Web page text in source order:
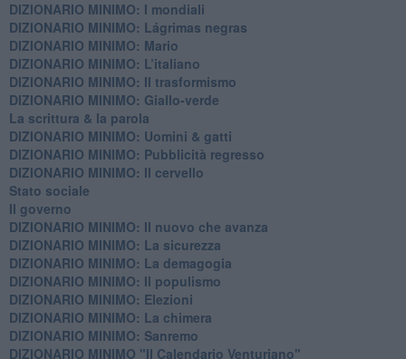
DIZIONARIO MINIMO: ​I mondiali
DIZIONARIO MINIMO: ​Lágrimas negras
DIZIONARIO MINIMO: Mario
DIZIONARIO MINIMO: L’italiano
DIZIONARIO MINIMO: Il trasformismo
DIZIONARIO MINIMO: Giallo-verde
La scrittura & la parola
​DIZIONARIO MINIMO: Uomini & gatti
DIZIONARIO MINIMO: ​Pubblicità regresso
DIZIONARIO MINIMO: Il cervello
Stato sociale
Il governo
DIZIONARIO MINIMO: Il nuovo che avanza
DIZIONARIO MINIMO: La sicurezza
DIZIONARIO MINIMO: La demagogia
DIZIONARIO MINIMO: Il populismo
DIZIONARIO MINIMO: Elezioni
DIZIONARIO MINIMO: La chimera
DIZIONARIO MINIMO: Sanremo
DIZIONARIO MINIMO "Il Calendario Venturiano"